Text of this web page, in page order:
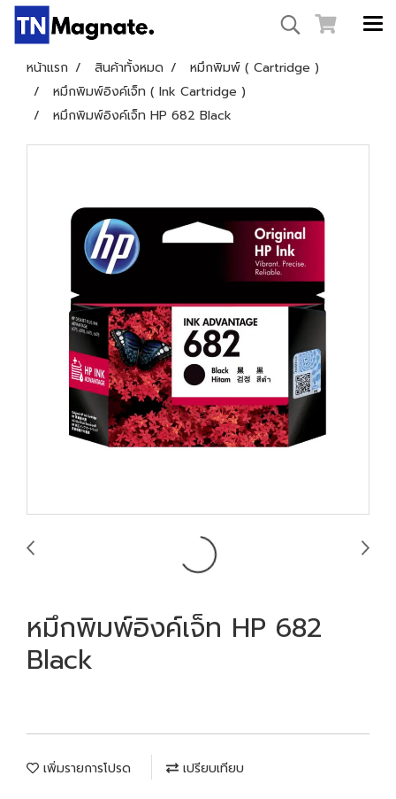
หน้าแรก สินค้าทั้งหมด
หมึกพิมพ์ ( Cartridge )
หมึกพิมพ์อิงค์เจ็ท ( Ink Cartridge )
หมึกพิมพ์อิงค์เจ็ท HP 682 Black
หมึกพิมพ์อิงค์เจ็ท HP 682
Black
เพิ่มรายการโปรด เปรียบเทียบ